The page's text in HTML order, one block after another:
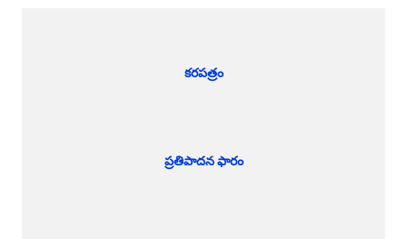
కరపత్రం
ప్రతిపాదన ఫారం